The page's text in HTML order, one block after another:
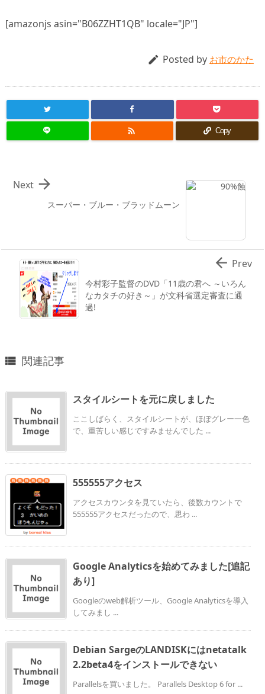
[amazonjs asin="B06ZZHT1QB" locale="JP"]
 Posted by お市のかた
 Copy
スーパー・ブルー・ブラッドムーン

Next
今村彩子監督のDVD「11歳の君へ ～いろん
なカタチの好き～」が文科省選定審査に通
過!
 Prev
 関連記事
スタイルシートを元に戻しました
ここしばらく、スタイルシートが、ほぼグレー一色
で、重苦しい感じですみませんでした ...
555555アクセス
アクセスカウンタを見ていたら、後数カウントで
555555アクセスだったので、思わ ...
Google Analyticsを始めてみました[追記
あり]
Googleのweb解析ツール、Google Analyticsを導入
してみまし ...
Debian SargeのLANDISKにはnetatalk
2.2beta4をインストールできない
Parallelsを買いました。 Parallels Desktop 6 for ...